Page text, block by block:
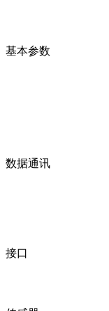
基本参数
数据通讯
接口